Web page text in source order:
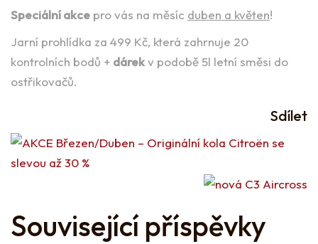
Speciální akce pro vás na měsíc duben a květen!
Jarní prohlídka za 499 Kč, která zahrnuje 20
kontrolních bodů + dárekv podobě 5l letní směsi do
ostřikovačů.
Sdílet
Související příspěvky